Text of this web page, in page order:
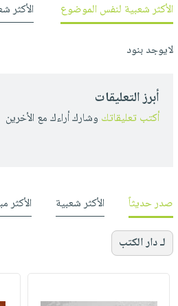
الأكثر شعبية لنفس الموضوع الأكثر
لايوجد بنود
أبرز التعليقات
أكتب تعليقاتك وشارك أراءك مع الأخرين
صدر حديثاً الأكثر شعبية الأكثر
لـ دار الكتب